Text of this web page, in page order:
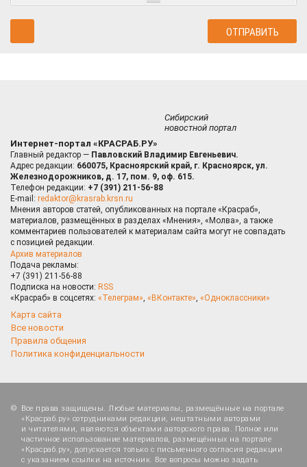
Сибирский
новостной портал
Интернет-портал «КРАСРАБ.РУ»
Главный редактор — Павловский Владимир Евгеньевич.
Адрес редакции: 660075, Красноярский край, г. Красноярск, ул.
Железнодорожников, д. 17, пом. 9, оф. 615.
Телефон редакции: +7 (391) 211-56-88
E-mail: redaktor@krasrab.krsn.ru
Мнения авторов статей, опубликованных на портале «Красраб»,
материалов, размещённых в разделах «Мнения», «Молва», а также
комментариев пользователей к материалам сайта могут не совпадать
с позицией редакции.
Архив материалов
Подача рекламы:
+7 (391) 211-56-88
Подписка на новости: RSS
«Красраб» в соцсетях: «Телеграм», «ВКонтакте», «Одноклассники»
Карта сайта
Все новости
Правила общения
Политика конфиденциальности
Все права защищены. Любые материалы, размещённые на портале
«Красраб.ру» сотрудниками редакции, нештатными авторами
и читателями, являются объектами авторского права. Полное или
частичное использование материалов, размещённых на портале
«Красраб.ру», допускается только с письменного согласия редакции
с указанием ссылки на источник. Все вопросы можно задать